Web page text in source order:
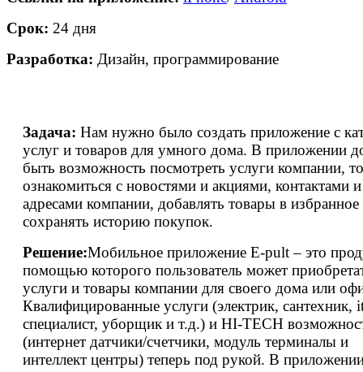
Срок: 24 дня
Разработка: Дизайн, программирование
Задача: Нам нужно было создать приложение с
услуг и товаров для умного дома. В приложении
быть возможность посмотреть услуги компании,
ознакомиться с новостями и акциями, контактами и
адресами компании, добавлять товары в избранное
сохранять историю покупок.
Решение:Мобильное приложение E-pult – это
помощью которого пользователь может
услуги и товары компании для своего дома или
Квалифицированные услуги (электрик, сантехник,
специалист, уборщик и т.д.) и HI-TECH
(интернет датчики/счетчики, модуль терминалы и
интеллект центры) теперь под рукой. В